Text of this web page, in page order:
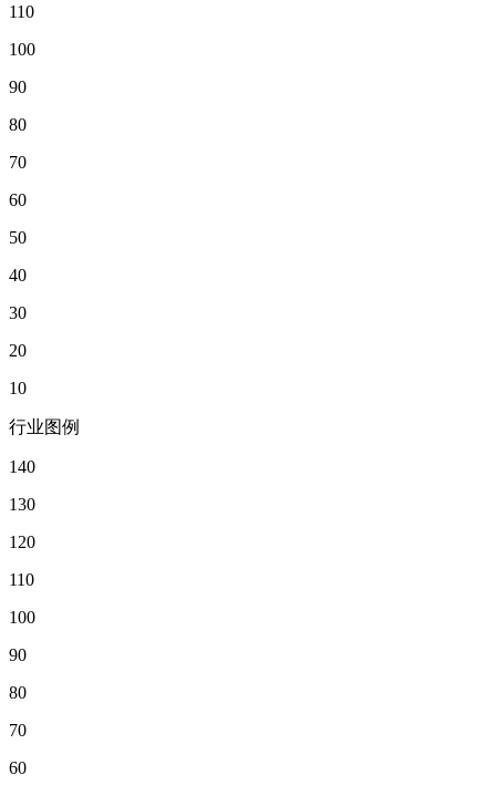
110
100
90
80
70
60
50
40
30
20
10
行业图例
140
130
120
110
100
90
80
70
60